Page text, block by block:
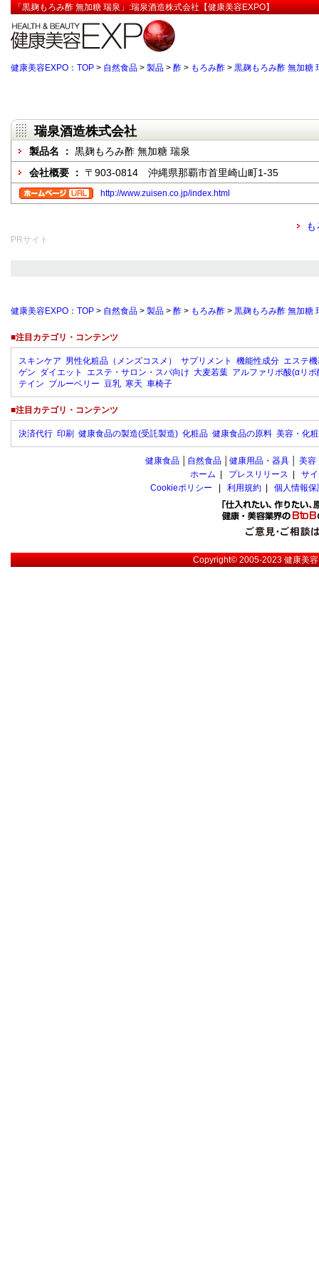
「黒麹もろみ酢 無加糖 瑞泉」:瑞泉酒造株式会社【健康美容EXPO】
健康美容EXPO：TOP > 自然食品 > 製品 > 酢 > もろみ酢 > 黒麹もろみ酢 無加糖
瑞泉酒造株式会社
製品名 ： 黒麹もろみ酢 無加糖 瑞泉
会社概要 ： 〒903-0814 沖縄県那覇市首里崎山町1-35
http://www.zuisen.co.jp/index.html
PRサイト
健康美容EXPO：TOP > 自然食品 > 製品 > 酢 > もろみ酢 > 黒麹もろみ酢 無加糖
■注目カテゴリ・コンテンツ
スキンケア 男性化粧品（メンズコスメ） サプリメント 機能性成分 エステ
ゲン ダイエット エステ・サロン・スパ向け 大麦若葉 アルファリポ酸(αリポ
テイン ブルーベリー 豆乳 寒天 車椅子
■注目カテゴリ・コンテンツ
決済代行 印刷 健康食品の製造(受託製造) 化粧品 健康食品の原料 美容・化
健康食品 自然食品 健康用品・器具 美容
ホーム
プレスリリース
サ
Cookieポリシー
利用規約 個人情報
Copyright© 2005-2023健康美